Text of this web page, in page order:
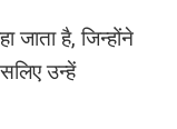
जाता है, जिन्होंने
उन्हें